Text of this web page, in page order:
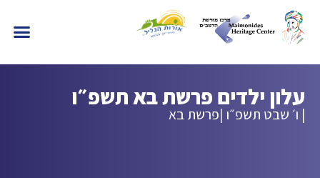
עלון ילדים פרשת בא תשפ״ו
| ו׳ שבט תשפ״ו |פרשת בא